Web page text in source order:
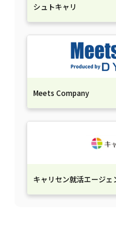
シュトキャリ
Meets Company
キャリセン就活エージェ